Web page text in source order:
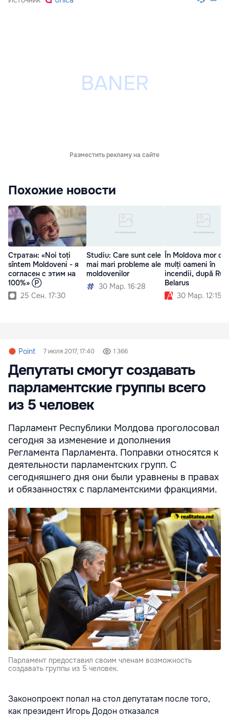
Разместить рекламу на сайте
Похожие новости
Стратан: «Noi toți
sîntem Moldoveni - я
согласен с этим на
100%» Ⓟ
25 Сен. 17:30
Studiu: Care sunt cele
mai mari probleme ale
moldovenilor
30 Мар. 16:28
În Moldova mor
mulți oameni în
incendii, după
Belarus
30 Мар. 12:15
Point 7 июля 2017, 17:40 1 366
Депутаты смогут создавать
парламентские группы всего
из 5 человек
Парламент Республики Молдова проголосовал
сегодня за изменение и дополнения
Регламента Парламента. Поправки относятся к
деятельности парламентских групп. С
сегодняшнего дня они были уравнены в правах
и обязанностях с парламентскими фракциями.
Парламент предоставил своим членам возможность
создавать группы из 5 человек.
Законопроект попал на стол депутатам после того,
как президент Игорь Додон отказался